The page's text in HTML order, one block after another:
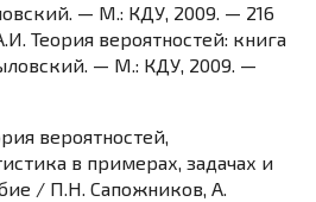
— М.: КДУ, 2009. — 216
Теория вероятностей: книга
— М.: КДУ, 2009. —
вероятностей,
в примерах, задачах и
/ П.Н. Сапожников, А.